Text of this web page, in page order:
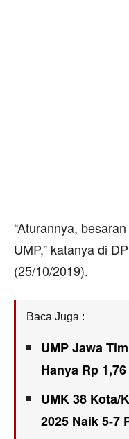
“Aturannya,
UMP,” katanya di
(25/10/2019).
Baca Juga :
UMP Jawa
Hanya Rp
UMK 38 Kota/
2025 Naik 5-7